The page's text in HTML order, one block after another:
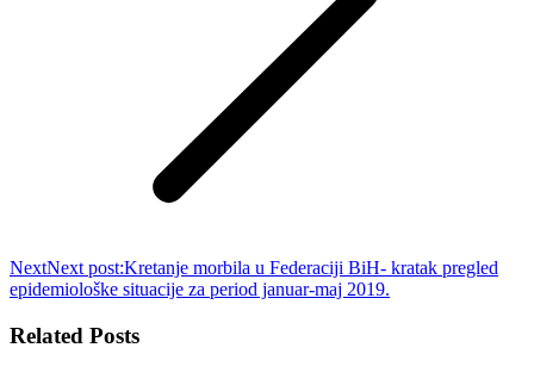
NextNext post:Kretanje morbila u Federaciji BiH- kratak pregled
epidemiološke situacije za period januar-maj 2019.
Related Posts